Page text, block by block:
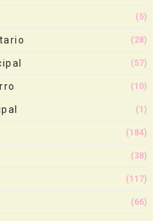
(5)
(28)
(57)
(10)
(1)
(184)
(38)
(117)
(66)